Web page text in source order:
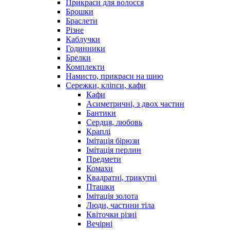
Прикраси для волосся
Брошки
Браслети
Різне
Каблучки
Годинники
Брелки
Комплекти
Намисто, прикраси на шию
Сережки, кліпси, кафи
Кафи
Асиметричні, з двох частин
Бантики
Сердця, любовь
Краплі
Імітація бірюзи
Імітація перлин
Предмети
Комахи
Квадратні, трикутні
Пташки
Імітація золота
Люди, частини тіла
Квіточки різні
Вечірні